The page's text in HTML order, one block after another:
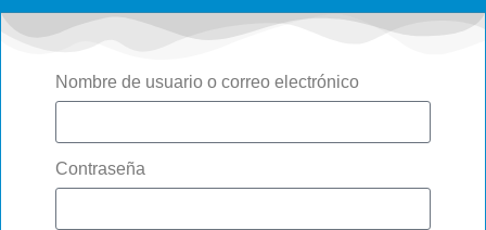
Nombre de usuario o correo electrónico
Contraseña